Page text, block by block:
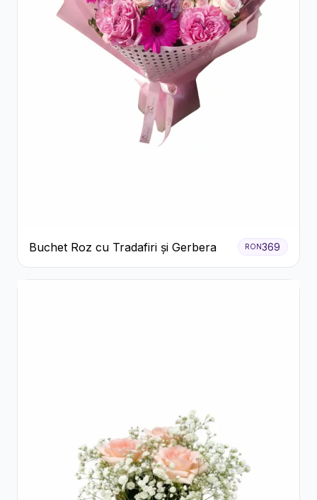
Buchet Roz cu Tradafiri și Gerbera RON369